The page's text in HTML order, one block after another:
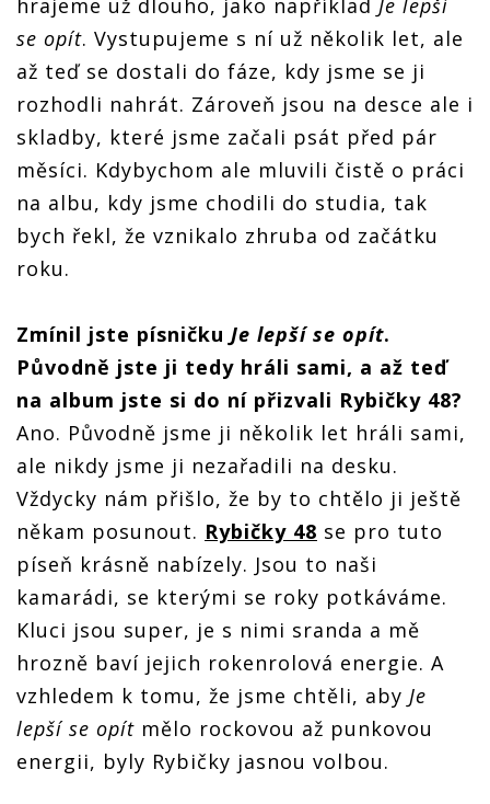
hrajeme už dlouho, jako například Je lepší
se opít. Vystupujeme s ní už několik let, ale
až teď se dostali do fáze, kdy jsme se ji
rozhodli nahrát. Zároveň jsou na desce ale i
skladby, které jsme začali psát před pár
měsíci. Kdybychom ale mluvili čistě o práci
na albu, kdy jsme chodili do studia, tak
bych řekl, že vznikalo zhruba od začátku
roku.
Zmínil jste písničku Je lepšíse opít.
Původně jste ji tedy hráli sami, a až teď
na album jste si do ní přizvali Rybičky 48?
Ano. Původně jsme ji několik let hráli sami,
ale nikdy jsme ji nezařadili na desku.
Vždycky nám přišlo, že by to chtělo ji ještě
někam posunout. Rybičky 48 se pro tuto
píseň krásně nabízely. Jsou to naši
kamarádi, se kterými se roky potkáváme.
Kluci jsou super, je s nimi sranda a mě
hrozně baví jejich rokenrolová energie. A
vzhledem k tomu, že jsme chtěli, aby Je
lepší se opít mělo rockovou až punkovou
energii, byly Rybičky jasnou volbou.